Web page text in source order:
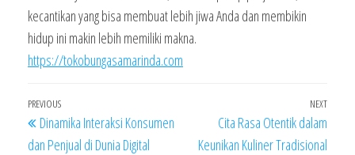
kecantikan yang bisa membuat lebih jiwa Anda dan membikin
hidup ini makin lebih memiliki makna.
https://tokobungasamarinda.com
Navigasi
pos
Previous
Post
PREVIOUS
Dinamika Interaksi Konsumen
dan Penjual di Dunia Digital
Next
NEXT
Cita Rasa Otentik dalam
Keunikan Kuliner Tradisional